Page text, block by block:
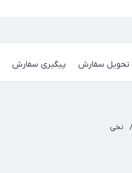
تحویل سفارش پیگیری سفارش
/ نخی